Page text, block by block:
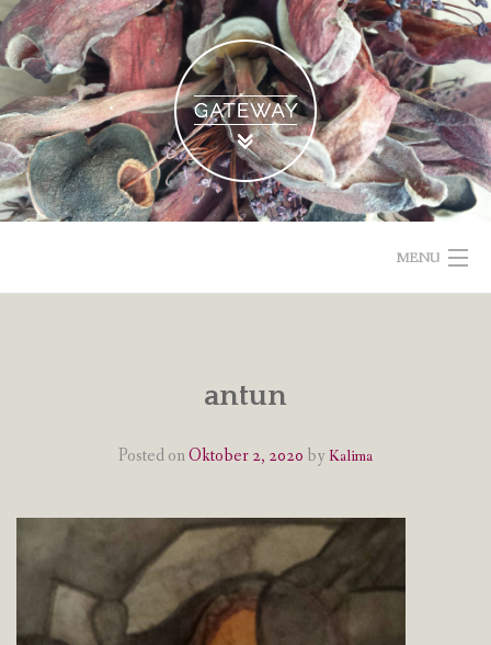
Skip
to
content
MENU
IMPRESSUM & DATENSCHUTZ
antun
Posted onOktober 2, 2020 by Kalima